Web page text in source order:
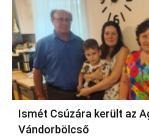
Ismét Csúzára került az
Vándorbölcső